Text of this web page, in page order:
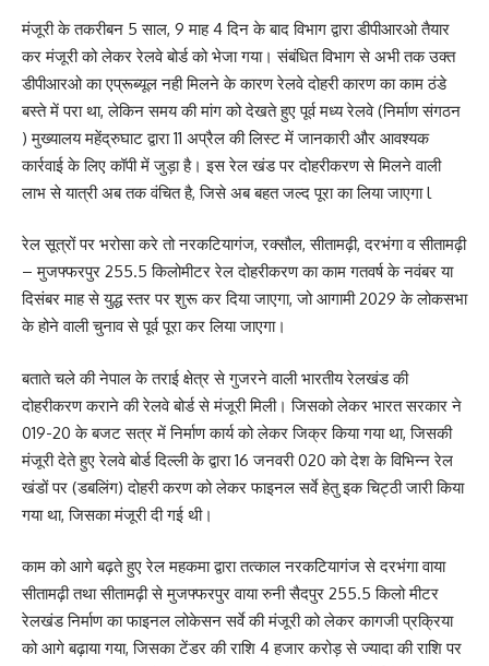
मंजूरी के तकरीबन 5 साल, 9 माह 4 दिन के बाद विभाग द्वारा डीपीआरओ तैयार
कर मंजूरी को लेकर रेलवे बोर्ड को भेजा गया। संबंधित विभाग से अभी तक उक्त
डीपीआरओ का एप्रूब्यूल नही मिलने के कारण रेलवे दोहरी कारण का काम ठंडे
बस्ते में परा था, लेकिन समय की मांग को देखते हुए पूर्व मध्य रेलवे (निर्माण संगठन
) मुख्यालय महेंद्रुघाट द्वारा 11 अप्रैल की लिस्ट में जानकारी और आवश्यक
कार्रवाई के लिए कॉपी में जुड़ा है। इस रेल खंड पर दोहरीकरण से मिलने वाली
लाभ से यात्री अब तक वंचित है, जिसे अब बहत जल्द पूरा का लिया जाएगा l
रेल सूत्रों पर भरोसा करे तो नरकटियागंज, रक्सौल, सीतामढ़ी, दरभंगा व सीतामढ़ी
– मुजफ्फरपुर 255.5 किलोमीटर रेल दोहरीकरण का काम गतवर्ष के नवंबर या
दिसंबर माह से युद्ध स्तर पर शुरू कर दिया जाएगा, जो आगामी 2029 के लोकसभा
के होने वाली चुनाव से पूर्व पूरा कर लिया जाएगा।
बताते चले की नेपाल के तराई क्षेत्र से गुजरने वाली भारतीय रेलखंड की
दोहरीकरण कराने की रेलवे बोर्ड से मंजूरी मिली। जिसको लेकर भारत सरकार ने
019-20 के बजट सत्र में निर्माण कार्य को लेकर जिक्र किया गया था, जिसकी
मंजूरी देते हुए रेलवे बोर्ड दिल्ली के द्वारा 16 जनवरी 020 को देश के विभिन्न रेल
खंडों पर (डबलिंग) दोहरी करण को लेकर फाइनल सर्वे हेतु इक चिट्ठी जारी किया
गया था, जिसका मंजूरी दी गई थी।
काम को आगे बढ़ते हुए रेल महकमा द्वारा तत्काल नरकटियागंज से दरभंगा वाया
सीतामढ़ी तथा सीतामढ़ी से मुजफ्फरपुर वाया रुनी सैदपुर 255.5 किलो मीटर
रेलखंड निर्माण का फाइनल लोकेसन सर्वे की मंजूरी को लेकर कागजी प्रक्रिया
को आगे बढ़ाया गया, जिसका टेंडर की राशि 4 हजार करोड़ से ज्यादा की राशि पर